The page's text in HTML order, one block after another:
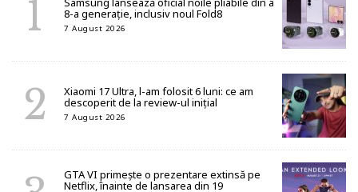
8-a generație, inclusiv noul Fold8
7 August 2026
Xiaomi 17 Ultra, l-am folosit 6 luni: ce am
descoperit de la review-ul inițial
7 August 2026
GTA VI primește o prezentare extinsă pe
Netflix, înainte de lansarea din 19